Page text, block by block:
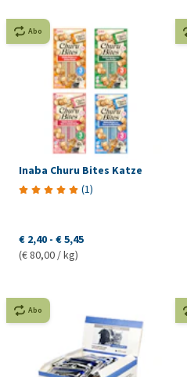
Abo
Inaba Churu Bites Katze
(1)
€ 2,40 - € 5,45
(€ 80,00 / kg)
Abo